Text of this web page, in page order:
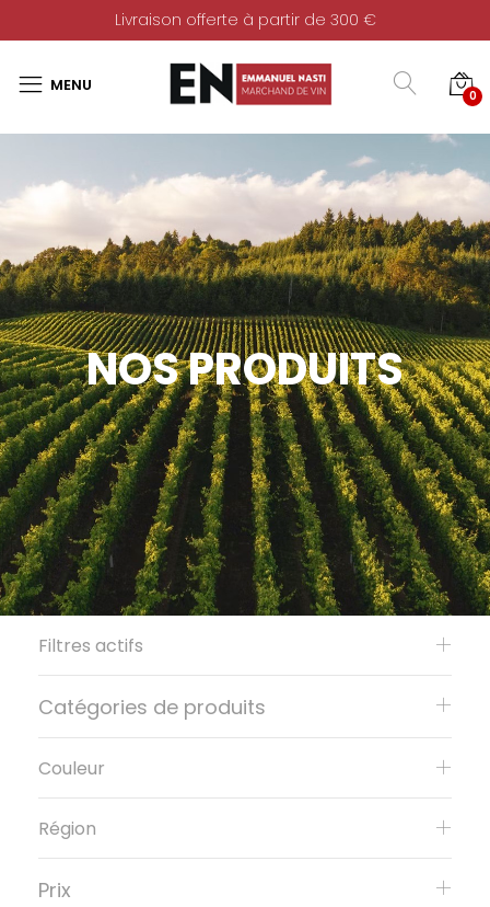
Livraison offerte à partir de 300 €
0
NOS PRODUITS
Filtres actifs
Catégories de produits
Couleur
Région
Prix